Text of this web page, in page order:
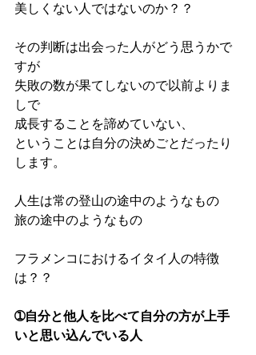
美しくない人ではないのか？？
その判断は出会った人がどう思うかで
すが
失敗の数が果てしないので以前よりま
しで
成長することを諦めていない、
ということは自分の決めごとだったり
します。
人生は常の登山の途中のようなもの
旅の途中のようなもの
フラメンコにおけるイタイ人の特徴
は？？
➀自分と他人を比べて自分の方が上手
いと思い込んでいる人